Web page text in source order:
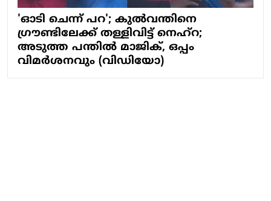
'ഓടി ചെന്ന് പറ'; കുൽവന്തിനെ
ഗ്രൗണ്ടിലേക്ക് തള്ളിവിട്ട് നെഹ്റ;
അടുത്ത പന്തിൽ മാജിക്, ഒപ്പം
വിമർശനവും (വിഡിയോ)